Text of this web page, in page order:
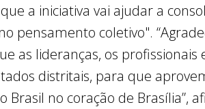
a iniciativa vai ajudar a
pensamento coletivo".
as lideranças, os profissionais
distritais, para que
no coração de Brasília”,